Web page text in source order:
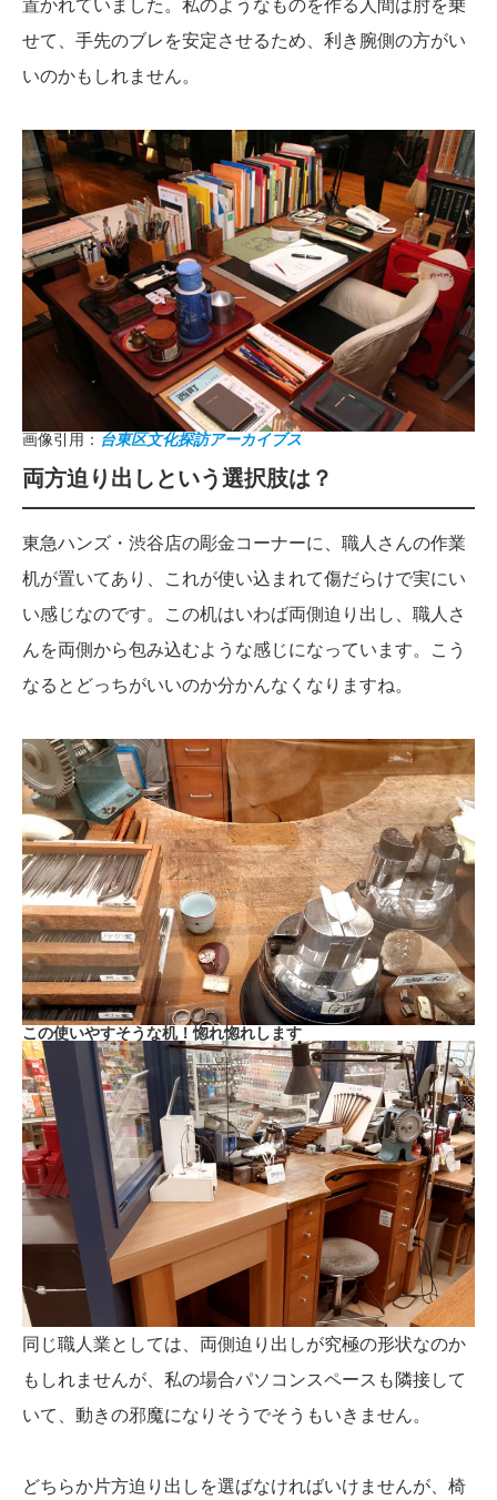
置かれていました。私のようなものを作る人間は肘を乗
せて、手先のブレを安定させるため、利き腕側の方がい
いのかもしれません。
画像引用： 台東区文化探訪アーカイブス
両方迫り出しという選択肢は？
東急ハンズ・渋谷店の彫金コーナーに、職人さんの作業
机が置いてあり、これが使い込まれて傷だらけで実にい
い感じなのです。この机はいわば両側迫り出し、職人さ
んを両側から包み込むような感じになっています。こう
なるとどっちがいいのか分かんなくなりますね。
この使いやすそうな机！惚れ惚れします
同じ職人業としては、両側迫り出しが究極の形状なのか
もしれませんが、私の場合パソコンスペースも隣接して
いて、動きの邪魔になりそうでそうもいきません。
どちらか片方迫り出しを選ばなければいけませんが、椅